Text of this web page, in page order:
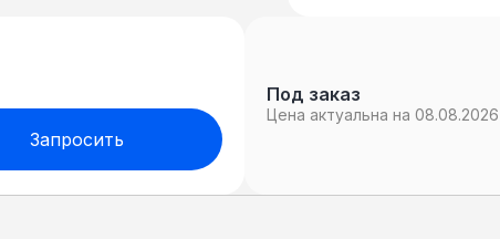
Запросить
Под заказ
Цена актуальна на 08.08.2026